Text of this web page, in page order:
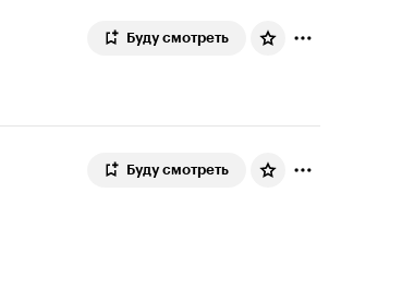
Буду смотреть
Буду смотреть